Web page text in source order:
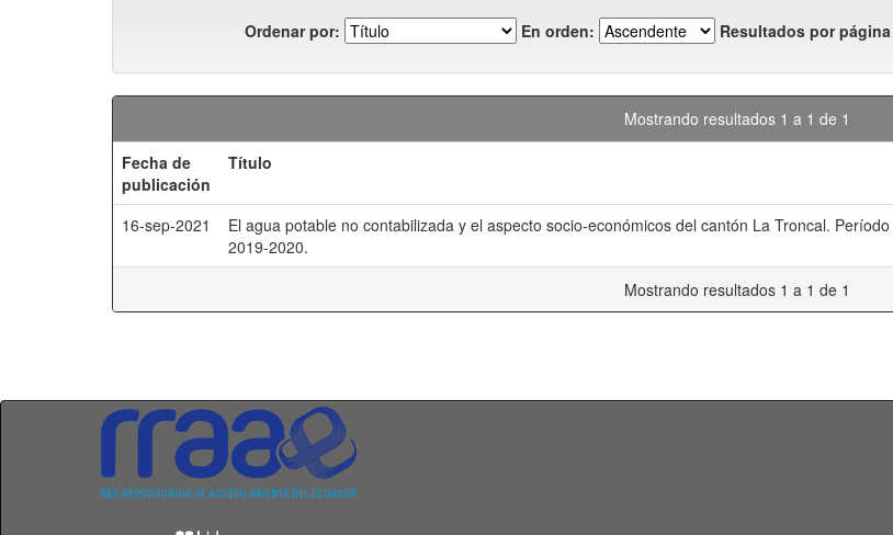
Ordenar por: En orden: Resultados por página
Mostrando resultados 1 a 1 de 1
Fecha de
publicación
Título
16-sep-2021
El agua potable no contabilizada y el aspecto socio-económicos del cantón La Troncal. Período
2019-2020.
Mostrando resultados 1 a 1 de 1